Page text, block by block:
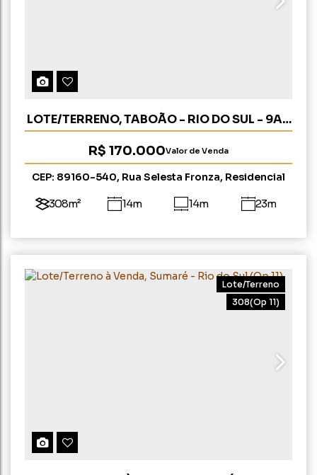
LOTE/TERRENO, TABOÃO - RIO DO SUL - 9A E
1C (OP 244)
R$ 170.000Valor de Venda
CEP: 89160-540, Rua Selesta Fronza, Residencial
308m² 14m 14m
23m
308(Op 11)
Lote/Terreno